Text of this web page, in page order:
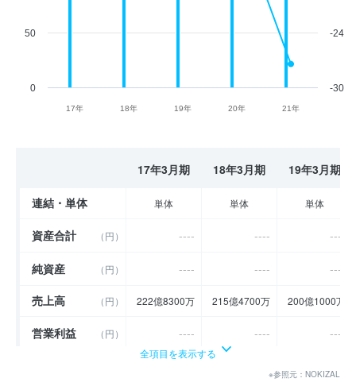
17年 18年 19年 20年 21年
0
50
-30
-24
17年3月期 18年3月期 19年3月期
連結・単体 単体 単体 単体
資産合計 （円） ---- ---- ----
純資産 （円） ---- ----
----
売上高
（円） 222億8300万 215億4700万 200億1000万
営業利益 （円） ---- ---- ----
全項目を表示する
※参照元：NOKIZAL